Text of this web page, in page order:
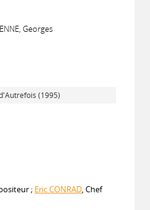
Georges
(1995)
; Eric CONRAD, Chef